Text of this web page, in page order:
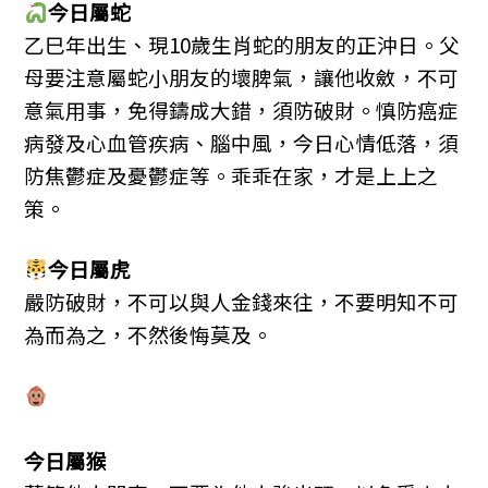
今日屬蛇
乙巳年出生、現10歲生肖蛇的朋友的正沖日。父
母要注意屬蛇小朋友的壞脾氣，讓他收斂，不可
意氣用事，免得鑄成大錯，須防破財。慎防癌症
病發及心血管疾病、腦中風，今日心情低落，須
防焦鬱症及憂鬱症等。乖乖在家，才是上上之
策。
今日屬虎
嚴防破財，不可以與人金錢來往，不要明知不可
為而為之，不然後悔莫及。
今日屬猴